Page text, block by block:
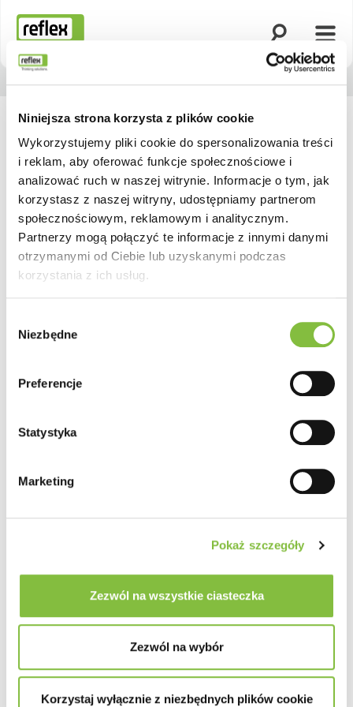
Niniejsza strona korzysta z plików cookie
Wykorzystujemy pliki cookie do spersonalizowania treści
i reklam, aby oferować funkcje społecznościowe i
analizować ruch w naszej witrynie. Informacje o tym, jak
korzystasz z naszej witryny, udostępniamy partnerom
społecznościowym, reklamowym i analitycznym.
Partnerzy mogą połączyć te informacje z innymi danymi
otrzymanymi od Ciebie lub uzyskanymi podczas
korzystania z ich usług.
zgody
Niezbędne
Preferencje
Statystyka
Marketing
Pokaż szczegóły
Zezwól na wszystkie ciasteczka
Zezwól na wybór
Korzystaj wyłącznie z niezbędnych plików cookie
Strona główna
Otwórz